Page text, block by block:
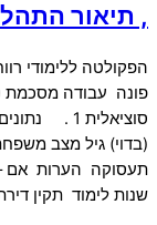
, תיאור
הפקולטה ללימודי
פונה עבודה מסכמת
סוציאלית
(בדוי) גיל מצב
שנות לימוד תקין